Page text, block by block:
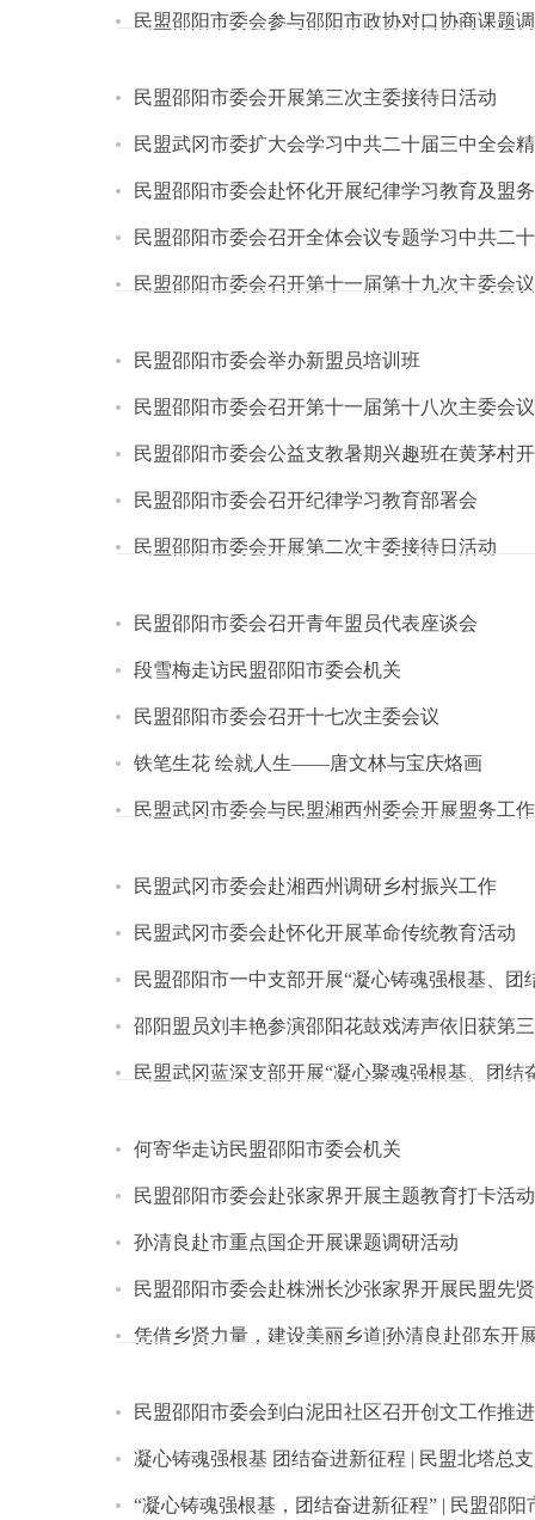
民盟邵阳市委会参与邵阳市政协对口协商课题
民盟邵阳市委会开展第三次主委接待日活动
民盟武冈市委扩大会学习中共二十届三中全会
民盟邵阳市委会赴怀化开展纪律学习教育及盟
民盟邵阳市委会召开全体会议专题学习中共二
民盟邵阳市委会召开第十一届第十九次主委会议
民盟邵阳市委会举办新盟员培训班
民盟邵阳市委会召开第十一届第十八次主委会议
民盟邵阳市委会公益支教暑期兴趣班在黄茅村
民盟邵阳市委会召开纪律学习教育部署会
民盟邵阳市委会开展第二次主委接待日活动
民盟邵阳市委会召开青年盟员代表座谈会
段雪梅走访民盟邵阳市委会机关
民盟邵阳市委会召开十七次主委会议
铁笔生花 绘就人生——唐文林与宝庆烙画
民盟武冈市委会与民盟湘西州委会开展盟务工
民盟武冈市委会赴湘西州调研乡村振兴工作
民盟武冈市委会赴怀化开展革命传统教育活动
民盟邵阳市一中支部开展“凝心铸魂强根基、团
邵阳盟员刘丰艳参演邵阳花鼓戏涛声依旧获第
民盟武冈蓝深支部开展“凝心聚魂强根基、团结
何寄华走访民盟邵阳市委会机关
民盟邵阳市委会赴张家界开展主题教育打卡活动
孙清良赴市重点国企开展课题调研活动
民盟邵阳市委会赴株洲长沙张家界开展民盟先
凭借乡贤力量，建设美丽乡道|孙清良赴邵东开
民盟邵阳市委会到白泥田社区召开创文工作推
凝心铸魂强根基 团结奋进新征程 | 民盟北塔总
“凝心铸魂强根基，团结奋进新征程” | 民盟邵